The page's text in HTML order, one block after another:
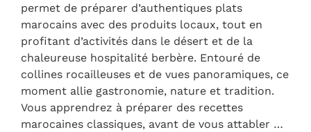
permet de préparer d’authentiques plats
marocains avec des produits locaux, tout en
profitant d’activités dans le désert et de la
chaleureuse hospitalité berbère. Entouré de
collines rocailleuses et de vues panoramiques, ce
moment allie gastronomie, nature et tradition.
Vous apprendrez à préparer des recettes
marocaines classiques, avant de vous attabler …